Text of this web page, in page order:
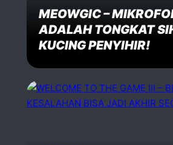
MEOWGIC –
ADALAH TONGKAT
KUCING PENYIHIR!